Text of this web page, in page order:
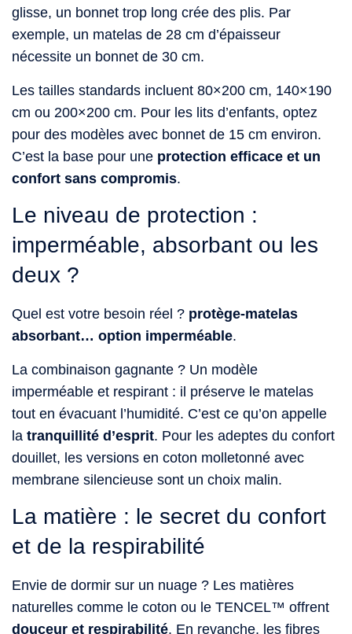
glisse, un bonnet trop long crée des plis. Par
exemple, un matelas de 28 cm d’épaisseur
nécessite un bonnet de 30 cm.
Les tailles standards incluent 80×200 cm, 140×190
cm ou 200×200 cm. Pour les lits d’enfants, optez
pour des modèles avec bonnet de 15 cm environ.
C’est la base pour une protection efficace et un
confort sans compromis.
Le niveau de protection :
imperméable, absorbant ou les
deux ?
Quel est votre besoin réel ? protège-matelas
absorbant… option imperméable.
La combinaison gagnante ? Un modèle
imperméable et respirant : il préserve le matelas
tout en évacuant l’humidité. C’est ce qu’on appelle
la tranquillité d’esprit. Pour les adeptes du confort
douillet, les versions en coton molletonné avec
membrane silencieuse sont un choix malin.
La matière : le secret du confort
et de la respirabilité
Envie de dormir sur un nuage ? Les matières
naturelles comme le coton ou le TENCEL™ offrent
douceur et respirabilité. En revanche, les fibres